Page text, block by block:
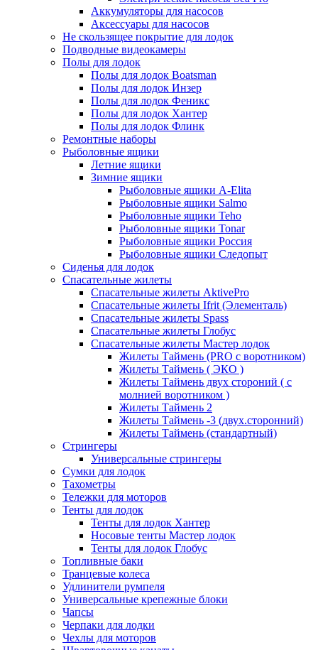
Аккумуляторы для насосов
Аксессуары для насосов
Не скользящее покрытие для лодок
Подводные видеокамеры
Полы для лодок
Полы для лодок Boatsman
Полы для лодок Инзер
Полы для лодок Феникс
Полы для лодок Хантер
Полы для лодок Флинк
Ремонтные наборы
Рыболовные ящики
Летние ящики
Зимние ящики
Рыболовные ящики A-Elita
Рыболовные ящики Salmo
Рыболовные ящики Teho
Рыболовные ящики Tonar
Рыболовные ящики Россия
Рыболовные ящики Следопыт
Сиденья для лодок
Спасательные жилеты
Спасательные жилеты AktivePro
Спасательные жилеты Ifrit (Элементаль)
Спасательные жилеты Spass
Спасательные жилеты Глобус
Спасательные жилеты Мастер лодок
Жилеты Таймень (PRO c воротником)
Жилеты Таймень ( ЭКО )
Жилеты Таймень двух стороний ( с
молнией воротником )
Жилеты Таймень 2
Жилеты Таймень -3 (двух.сторонний)
Жилеты Таймень (стандартный)
Стрингеры
Универсальные стрингеры
Сумки для лодок
Тахометры
Тележки для моторов
Тенты для лодок
Тенты для лодок Хантер
Носовые тенты Мастер лодок
Тенты для лодок Глобус
Топливные баки
Транцевые колеса
Удлинители румпеля
Универсальные крепежные блоки
Чапсы
Черпаки для лодки
Чехлы для моторов